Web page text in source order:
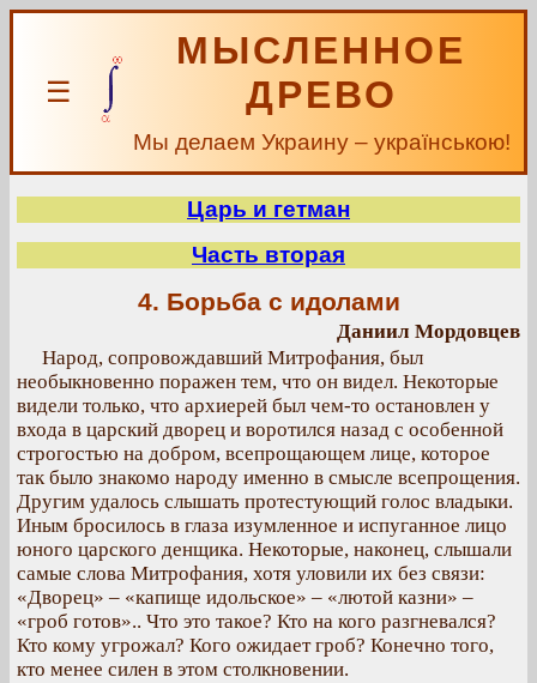
☰
МЫСЛЕННОЕ
ДРЕВО
Мы делаем Украину – українською!
Царь и гетман
Часть вторая
4. Борьба с идолами
Даниил Мордовцев
Народ, сопровождавший Митрофания, был
необыкновенно поражен тем, что он видел. Некоторые
видели только, что архиерей был чем-то остановлен у
входа в царский дворец и воротился назад с особенной
строгостью на добром, всепрощающем лице, которое
так было знакомо народу именно в смысле всепрощения.
Другим удалось слышать протестующий голос владыки.
Иным бросилось в глаза изумленное и испуганное лицо
юного царского денщика. Некоторые, наконец, слышали
самые слова Митрофания, хотя уловили их без связи:
«Дворец» – «капище идольское» – «лютой казни» –
«гроб готов».. Что это такое? Кто на кого разгневался?
Кто кому угрожал? Кого ожидает гроб? Конечно того,
кто менее силен в этом столкновении.